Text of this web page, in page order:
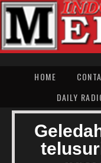
HOME
DAILY